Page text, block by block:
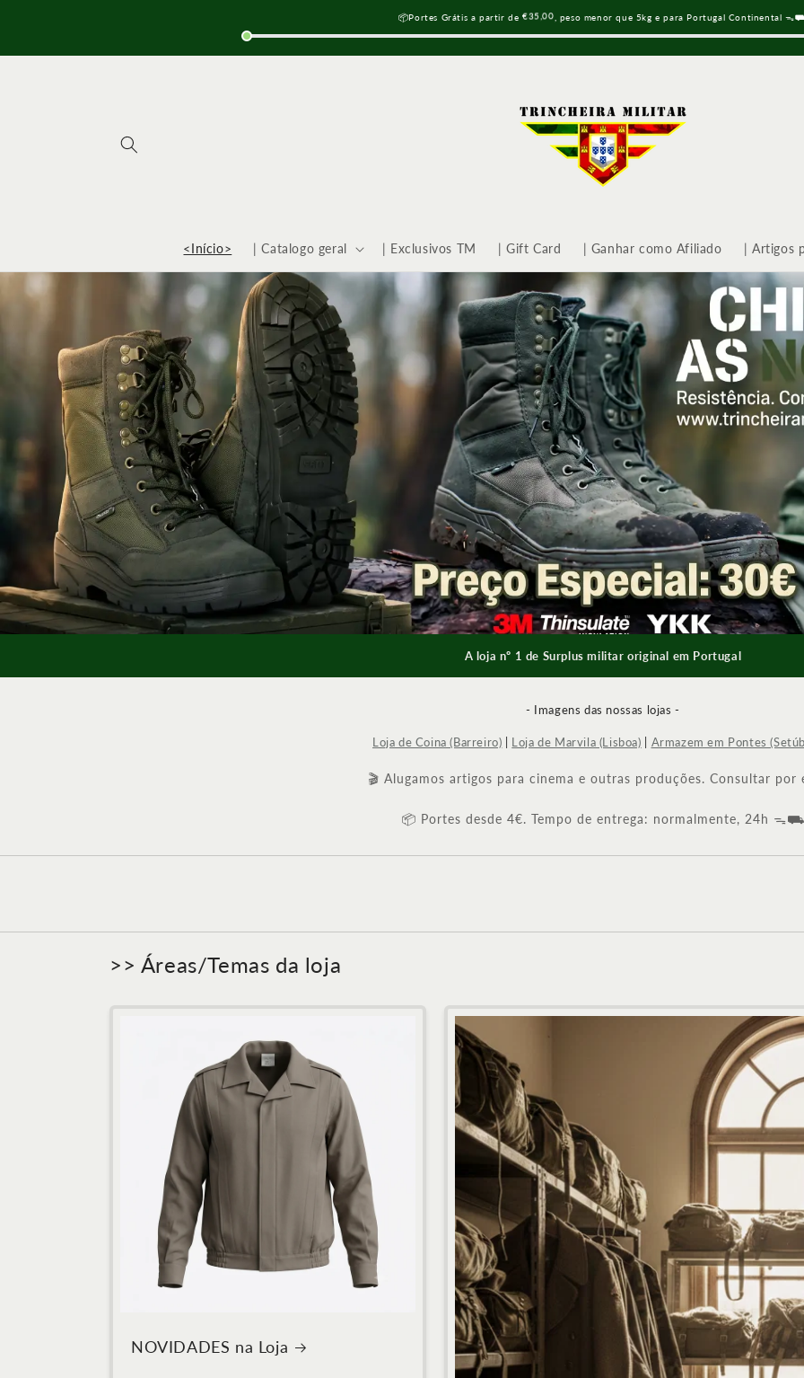
📦Portes Grátis a partir de €35,00 , peso menor que 5kg e para Portugal Continental
<Início> | Catalogo geral | Exclusivos TM | Gift Card | Ganhar como Afiliado | Artigos
A loja nº 1 de Surplus militar original em Portugal
- Imagens das nossas lojas -
Loja de Coina (Barreiro) Loja de Marvila (Lisboa) Armazem em Pontes
🎬 Alugamos artigos para cinema e outras produções. Consultar por
📦 Portes desde 4€. Tempo de entrega: normalmente, 24h ᯓ⛟
>> Áreas/Temas da loja
NOVIDADES na Loja